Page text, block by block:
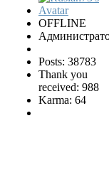
OFFLINE
Posts: 38783
Thank you
received: 988
Karma: 64